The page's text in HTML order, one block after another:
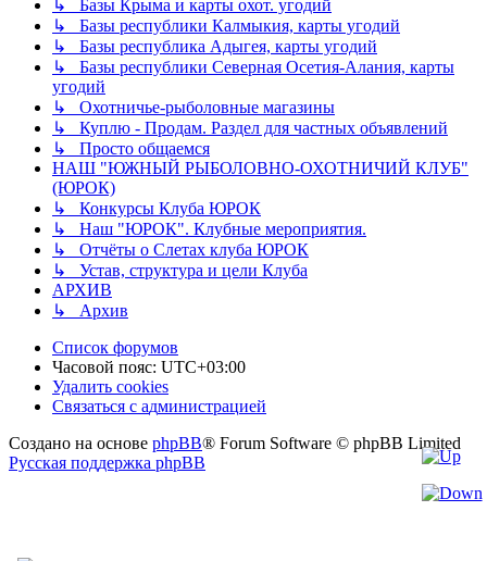
↳ Базы Крыма и карты охот. угодий
↳ Базы республики Калмыкия, карты угодий
↳ Базы республика Адыгея, карты угодий
↳ Базы республики Северная Осетия-Алания, карты
угодий
↳ Охотничье-рыболовные магазины
↳ Куплю - Продам. Раздел для частных объявлений
↳ Просто общаемся
НАШ "ЮЖНЫЙ РЫБОЛОВНО-ОХОТНИЧИЙ КЛУБ"
(ЮРОК)
↳ Конкурсы Клуба ЮРОК
↳ Наш "ЮРОК". Клубные мероприятия.
↳ Отчёты о Слетах клуба ЮРОК
↳ Устав, структура и цели Клуба
АРХИВ
↳ Архив
Список форумов
Часовой пояс: UTC+03:00
Удалить cookies
Связаться
администрацией
Связаться с администрацией
Создано на основе phpBB® Forum Software © phpBB Limited
Русская поддержка phpBB